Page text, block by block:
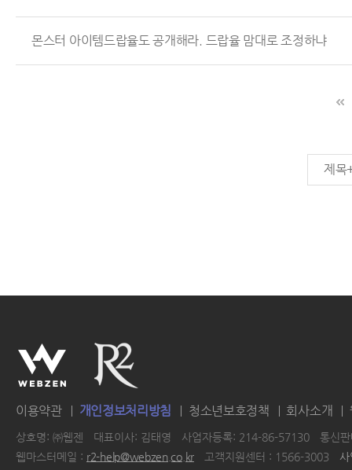
몬스터 아이템드랍율도 공개해라. 드랍율 맘대로 조정하냐
제목
이용약관 개인정보처리방침 청소년보호정책 회사소개
상호명: ㈜웹젠 대표이사: 김태영 사업자등록: 214-86-57130
통신
웹마스터메일 : r2-help@webzen.co.kr 고객지원센터 : 1566-3003